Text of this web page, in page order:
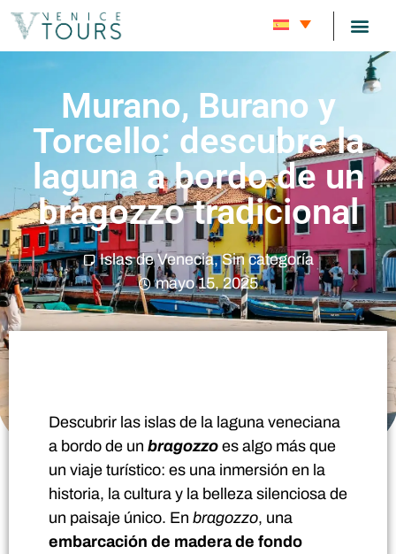
Murano, Burano y
Torcello: descubre la
laguna a bordo de un
bragozzo tradicional
Islas de Venecia,Sin categoría
mayo 15, 2025
Descubrir las islas de la laguna veneciana
a bordo de un bragozzo es algo más que
un viaje turístico: es una inmersión en la
historia, la cultura y la belleza silenciosa de
un paisaje único. En bragozzo, una
embarcación de madera de fondo